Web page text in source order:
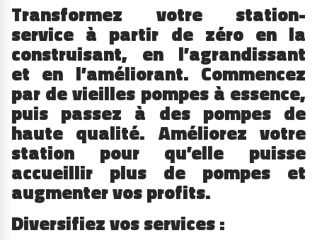
Transformez votre station-
service à partir de zéro en la
construisant, en l’agrandissant
et en l’améliorant. Commencez
par de vieilles pompes à essence,
puis passez à des pompes de
haute qualité. Améliorez votre
station pour qu’elle puisse
accueillir plus de pompes et
augmenter vos profits.
Diversifiez vos services :